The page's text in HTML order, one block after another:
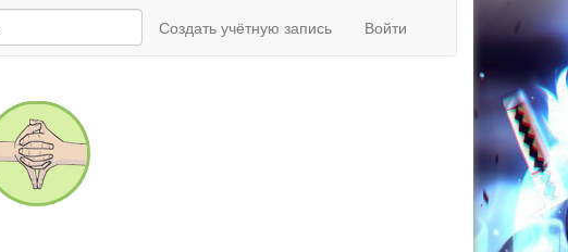
Создать учётную запись Войти